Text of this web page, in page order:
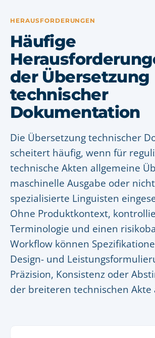
HERAUSFORDERUNGEN
Häufige
der Übersetzung
technischer
Dokumentation
Die Übersetzung technischer
scheitert häufig, wenn für
technische Akten allgemeine
maschinelle Ausgabe oder nicht
spezialisierte Linguisten
Ohne Produktkontext,
Terminologie und einen
Workflow können
Design- und
Präzision, Konsistenz oder
der breiteren technischen Akte